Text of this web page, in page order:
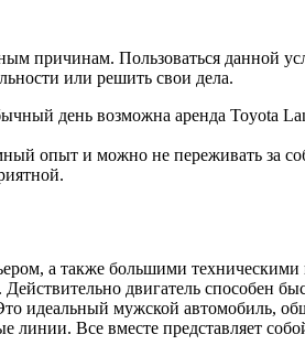
причинам. Пользоваться данной
или решить свои дела.
день возможна аренда Toyota
опыт и можно не переживать за
а также большими
двигатель способен
идеальный мужской автомобиль,
Все вместе представляет